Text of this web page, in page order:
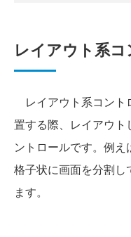
レイアウト系
レイアウト系コント
置する際、レイアウト
ントロールです。例え
格子状に画面を分割し
ます。